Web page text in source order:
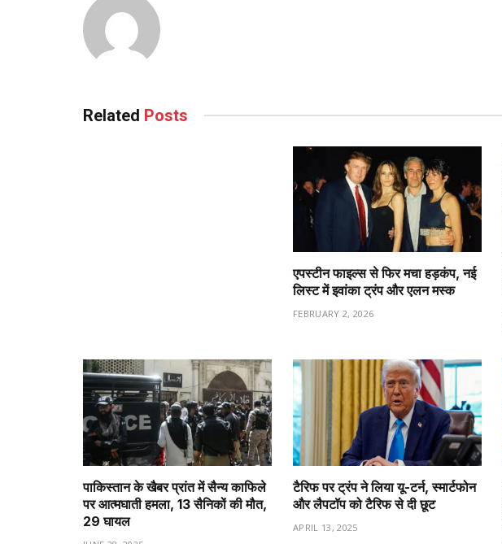
Related Posts
एपस्टीन फाइल्स से फिर मचा हड़कंप, नई
लिस्ट में इवांका ट्रंप और एलन मस्क
FEBRUARY 2, 2026
पाकिस्तान के खैबर प्रांत में सैन्य काफिले
पर आत्मघाती हमला, 13 सैनिकों की मौत,
29 घायल
टैरिफ पर ट्रंप ने लिया यू-टर्न, स्मार्टफोन
और लैपटॉप को टैरिफ से दी छूट
APRIL 13, 2025